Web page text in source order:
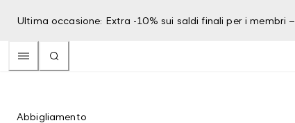
Ultima occasione: Extra -10% sui saldi finali per i membri –
Abbigliamento